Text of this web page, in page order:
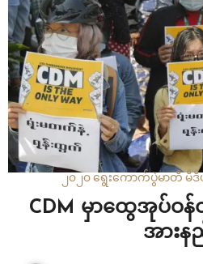
၂၀၂၀ ရွေးကောက်ပွဲမာတီ မီ
CDM မှာထွေအုပ်ဝန်
အားန